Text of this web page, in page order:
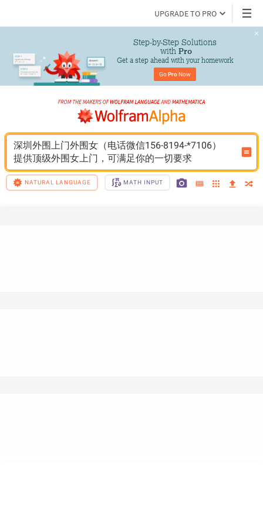
UPGRADE TO PRO
Step-by-Step Solutions
with Pro
Get a step ahead with your homework
Go Pro Now
深圳外围上门外围女（电话微信156-8194-*7106）
提供顶级外围女上门，可满足你的一切要求
NATURAL LANGUAGE MATH INPUT